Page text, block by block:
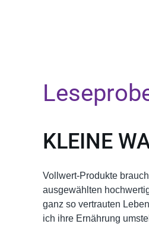
KLEINE
Vollwert-Produkte
ausgewählten
ganz so vertrauten
ich ihre Ernährung